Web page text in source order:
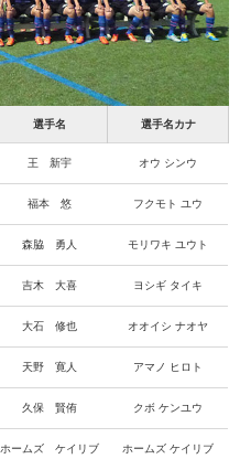
選手名 選手名カナ
王 新宇 オウ シンウ
福本 悠 フクモト ユウ
森脇 勇人 モリワキ ユウト
吉木 大喜 ヨシギ タイキ
大石 修也 オオイシ ナオヤ
天野 寛人 アマノ ヒロト
久保 賢侑 クボ ケンユウ
ホームズ ケイリブ ホームズ ケイリブ